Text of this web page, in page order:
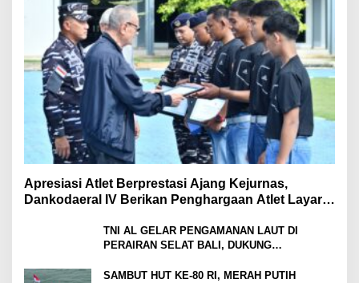
Apresiasi Atlet Berprestasi Ajang Kejurnas,
Dankodaeral IV Berikan Penghargaan Atlet Layar
TNI AL GELAR PENGAMANAN LAUT DI
PERAIRAN SELAT BALI, DUKUNG
SAMBUT HUT KE-80 RI, MERAH PUTIH